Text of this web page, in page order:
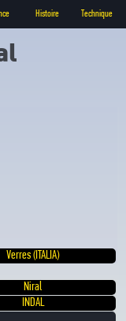
Histoire Technique
Verres (ITALIA)
Niral
INDAL